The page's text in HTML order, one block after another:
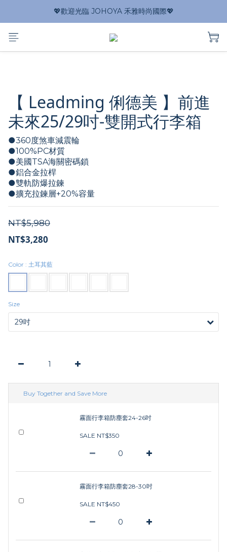
💖歡迎光臨 JOHOYA 禾雅時尚國際💖
【 Leadming 俐德美 】前進
未來25/29吋-雙開式行李箱
●360度煞車減震輪
●100%PC材質
●美國TSA海關密碼鎖
●鋁合金拉桿
●雙軌防爆拉鍊
●擴充拉鍊層+20%容量
NT$5,980
NT$3,280
Color : 土耳其藍
Size
Buy Together and Save More
霧面行李箱防塵套24-26吋
SALE NT$350
霧面行李箱防塵套28-30吋
SALE NT$450